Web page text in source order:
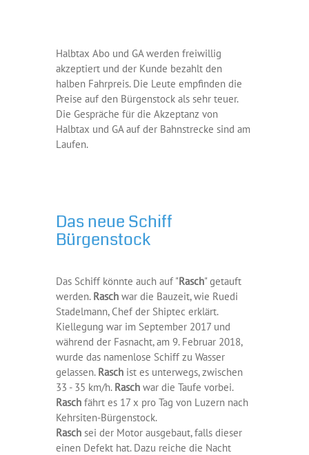
Halbtax Abo und GA werden freiwillig
akzeptiert und der Kunde bezahlt den
halben Fahrpreis. Die Leute empfinden die
Preise auf den Bürgenstock als sehr teuer.
Die Gespräche für die Akzeptanz von
Halbtax und GA auf der Bahnstrecke sind am
Laufen.
Das neue Schiff
Bürgenstock
Das Schiff könnte auch auf "Rasch" getauft
werden. Raschwar die Bauzeit, wie Ruedi
Stadelmann, Chef der Shiptec erklärt.
Kiellegung war im September 2017 und
während der Fasnacht, am 9. Februar 2018,
wurde das namenlose Schiff zu Wasser
gelassen. Rasch ist es unterwegs, zwischen
33 - 35 km/h. Raschwar die Taufe vorbei.
Raschfährt es 17 x pro Tag von Luzern nach
Kehrsiten-Bürgenstock.
Rasch sei der Motor ausgebaut, falls dieser
einen Defekt hat. Dazu reiche die Nacht